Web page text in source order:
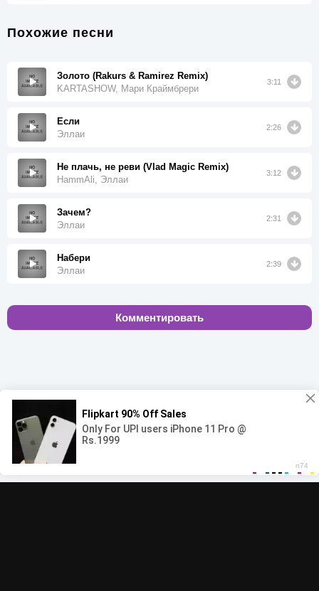
Похожие песни
Золото (Rakurs & Ramirez Remix)
KARTASHOW, Мари Краймбрери
3:11
Если
Эллаи
2:26
Не плачь, не реви (Vlad Magic Remix)
HammAli, Эллаи
3:12
Зачем?
Эллаи
2:31
Набери
Эллаи
2:39
Комментировать
00:00